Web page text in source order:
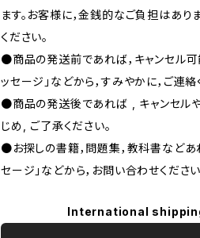
ます。お客様に，金銭的なご負担はあり
ください。
●商品の発送前であれば，キャンセル可
ッセージ」などから，すみやかに，ご連絡
●商品の発送後であれば , キャンセル
じめ, ご了承ください｡
●お探しの書籍，問題集，教科書などあ
セージ」などから，お問い合わせください
International